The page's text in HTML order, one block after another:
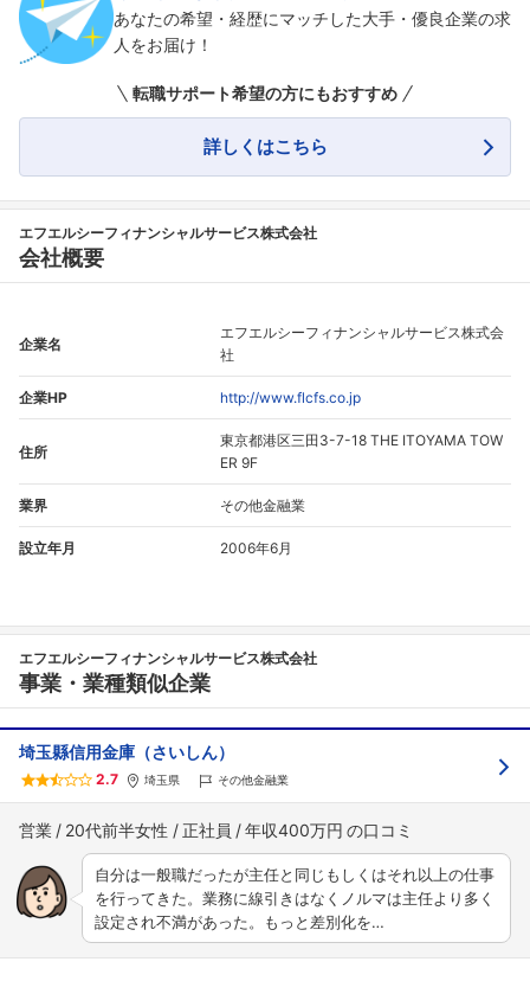
こちらの企業もフォローしませんか？
あなたの希望・経歴にマッチした大手・優良企業の求
人をお届け！
転職サポート希望の方にもおすすめ
詳しくはこちら
エフエルシーフィナンシャルサービス株式会社
会社概要
企業名
エフエルシーフィナンシャルサービス株式会
社
企業HP http://www.flcfs.co.jp
住所
東京都港区三田3-7-18 THE ITOYAMA TOW
ER 9F
業界 その他金融業
設立年月 2006年6月
エフエルシーフィナンシャルサービス株式会社
事業・業種類似企業
埼玉縣信用金庫（さいしん）
2.7 埼玉県 その他金融業
営業 20代前半女性 正社員 年収400万円
自分は一般職だったが主任と同じもしくはそれ以上の仕事
を行ってきた。業務に線引きはなくノルマは主任より多く
設定され不満があった。もっと差別化を…